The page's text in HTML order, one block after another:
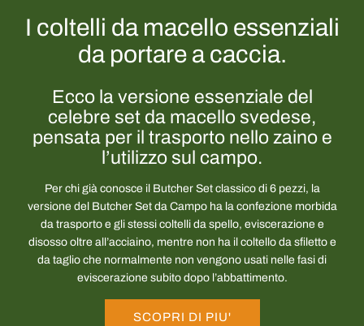
I coltelli da macello essenziali
da portare a caccia.
Ecco la versione essenziale del
celebre set da macello svedese,
pensata per il trasporto nello zaino e
l’utilizzo sul campo.
Per chi già conosce il Butcher Set classico di 6 pezzi, la
versione del Butcher Set da Campo ha la confezione morbida
da trasporto e gli stessi coltelli da spello, eviscerazione e
disosso oltre all’acciaino, mentre non ha il coltello da sfiletto e
da taglio che normalmente non vengono usati nelle fasi di
eviscerazione subito dopo l’abbattimento.
SCOPRI DI PIU'